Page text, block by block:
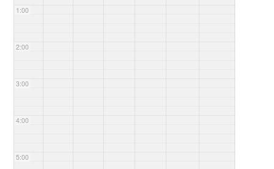
1:00
2:00
3:00
4:00
5:00